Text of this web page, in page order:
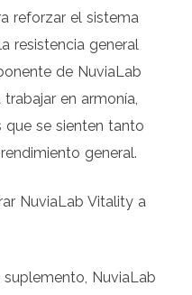
reforzar el sistema
resistencia general
de NuviaLab
en armonía,
se sienten tanto
general.
NuviaLab Vitality a
NuviaLab